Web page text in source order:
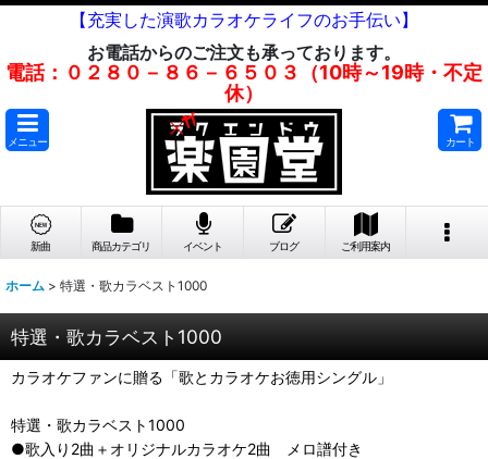
【充実した演歌カラオケライフのお手伝い】
お電話からのご注文も承っております。
電話：０２８０－８６－６５０３（10時～19時・不定
休）
メニュー カート
新曲 商品カテゴリ イベント ブログ ご利用案内
ホーム > 特選・歌カラベスト1000
特選・歌カラベスト1000
カラオケファンに贈る「歌とカラオケお徳用シングル」
特選・歌カラベスト1000
●歌入り2曲＋オリジナルカラオケ2曲 メロ譜付き